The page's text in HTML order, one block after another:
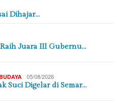
Dihajar…
Juara III Gubernu…
05/08/2026
Suci Digelar di Semar…